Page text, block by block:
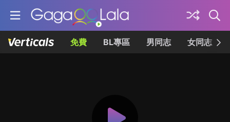
免費 BL專區 男同志 女同志